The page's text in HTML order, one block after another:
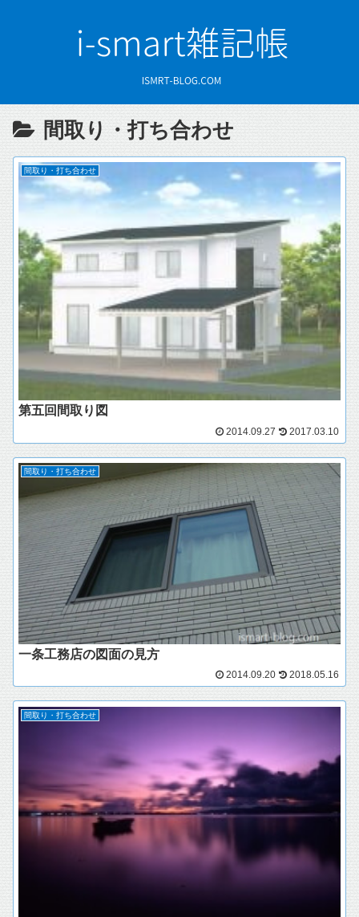
間取り・打ち合わせ
間取り・打ち合わせ
第五回間取り図
2014.09.27 2017.03.10
間取り・打ち合わせ
一条工務店の図面の見方
2014.09.20 2018.05.16
間取り・打ち合わせ